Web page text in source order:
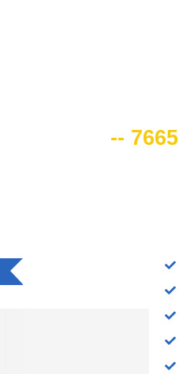
-- 7665